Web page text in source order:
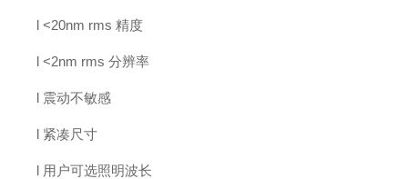
l <20nm rms 精度
l <2nm rms 分辨率
l 震动不敏感
l 紧凑尺寸
l 用户可选照明波长